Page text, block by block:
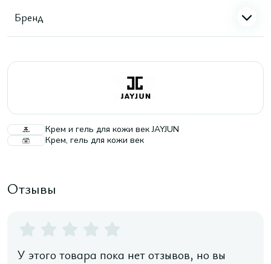
Бренд
Крем и гель для кожи век JAYJUN
Крем, гель для кожи век
Отзывы
У этого товара пока нет отзывов, но вы